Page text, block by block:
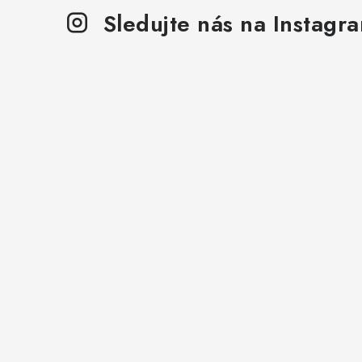
Sledujte nás na